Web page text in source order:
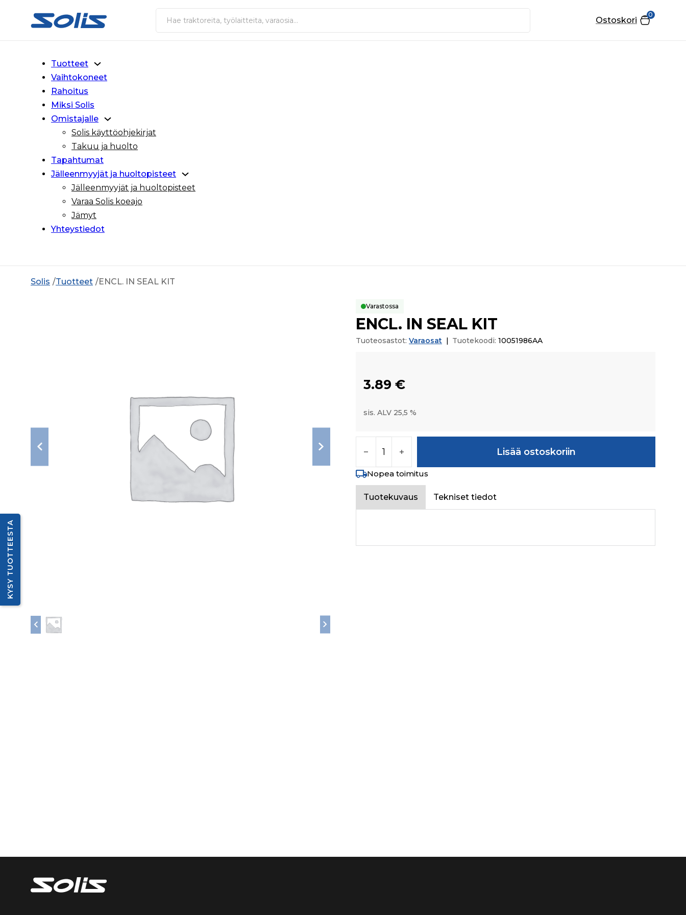
Siirry pääsisältöön
Siirry alatunnisteeseen
Haku
0
Ostoskori
Tuotteet
Vaihtokoneet
Rahoitus
Miksi Solis
Omistajalle
Solis käyttöohjekirjat
Takuu ja huolto
Tapahtumat
Jälleenmyyjät ja huoltopisteet
Jälleenmyyjät ja huoltopisteet
Varaa Solis koeajo
Jämyt
Yhteystiedot
Solis Tuotteet ENCL. IN SEAL KIT
Varastossa
ENCL. IN SEAL KIT
Tuoteosastot: Varaosat | Tuotekoodi: 10051986AA
3.89 €
sis. ALV 25,5 %
Lisää ostoskoriin
Nopea toimitus
Tuotekuvaus Tekniset tiedot
KYSY TUOTTEESTA